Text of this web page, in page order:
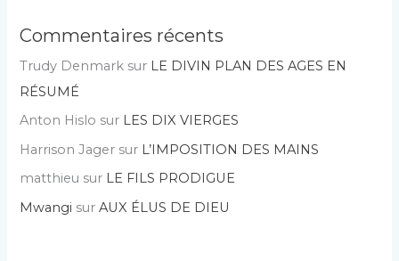
Commentaires récents
Trudy Denmark sur LE DIVIN PLAN DES AGES EN
RÉSUMÉ
Anton Hislo sur LES DIX VIERGES
Harrison Jager sur L’IMPOSITION DES MAINS
matthieu sur LE FILS PRODIGUE
Mwangi surAUX ÉLUS DE DIEU